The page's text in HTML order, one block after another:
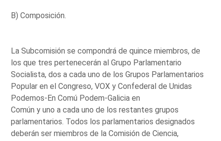
B) Composición.
La Subcomisión se compondrá de quince miembros, de
los que tres pertenecerán al Grupo Parlamentario
Socialista, dos a cada uno de los Grupos Parlamentarios
Popular en el Congreso, VOX y Confederal de Unidas
Podemos-En Comú Podem-Galicia en
Común y uno a cada uno de los restantes grupos
parlamentarios. Todos los parlamentarios designados
deberán ser miembros de la Comisión de Ciencia,